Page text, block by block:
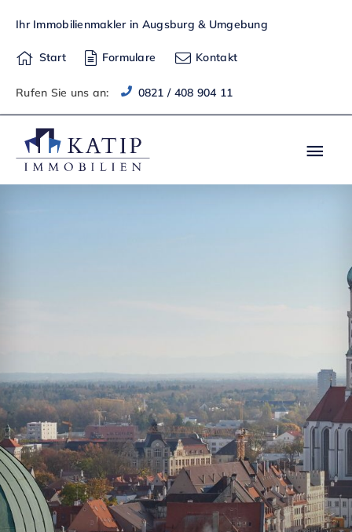
springen
Ihr Immobilienmakler in Augsburg & Umgebung
Rufen Sie uns an: 0821 / 408 904 11
Start Formulare Kontakt